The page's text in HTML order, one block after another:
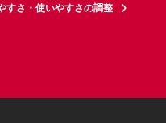
すさ・使いやすさの調整